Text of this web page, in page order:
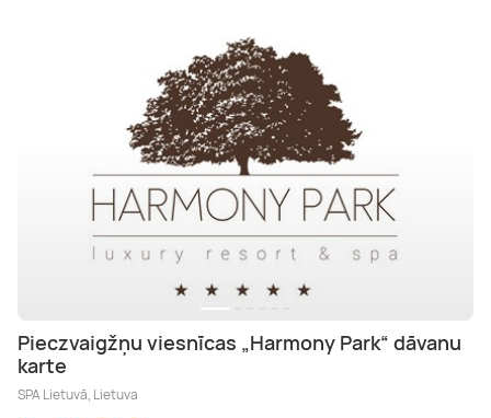
Pieczvaigžņu viesnīcas „Harmony Park“ dāvanu
karte
SPA Lietuvā, Lietuva